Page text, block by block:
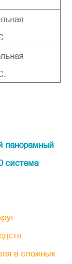
панорамный
система
в сложных